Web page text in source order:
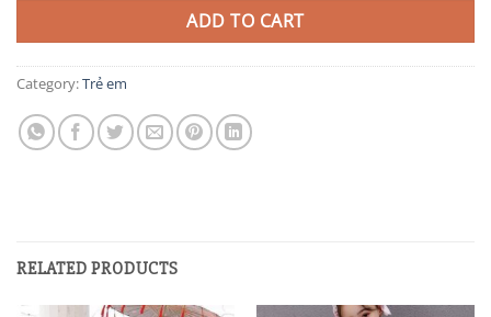
ADD TO CART
Category:Trẻ em
RELATED PRODUCTS